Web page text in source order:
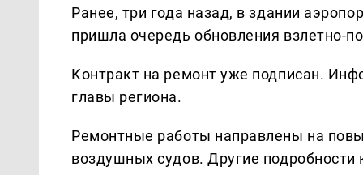
Ранее, три года назад, в здании
пришла очередь обновления взлетно-
Контракт на ремонт уже подписан.
главы региона.
Ремонтные работы направлены на
воздушных судов. Другие